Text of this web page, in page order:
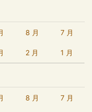
8 月 7 月
2 月 1 月
8 月 7 月